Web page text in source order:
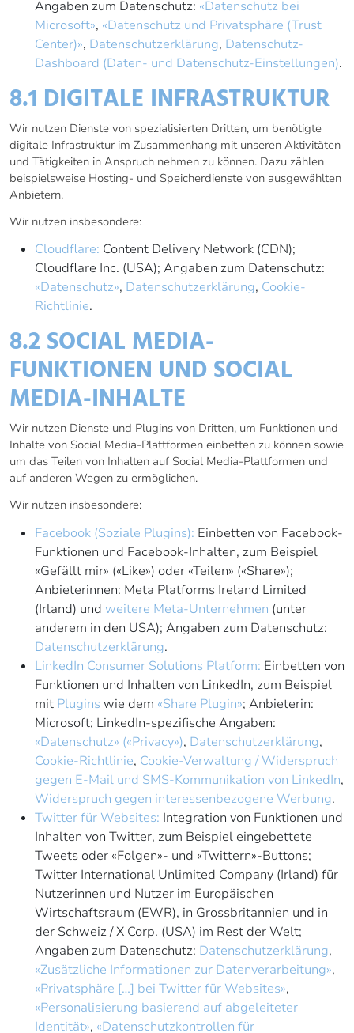
Angaben zum Datenschutz: «Datenschutz bei
Microsoft», «Datenschutz und Privatsphäre (Trust
Center)», Datenschutzerklärung, Datenschutz-
Dashboard (Daten- und Datenschutz-Einstellungen).
8.1 DIGITALE INFRASTRUKTUR
Wir nutzen Dienste von spezialisierten Dritten, um benötigte
digitale Infrastruktur im Zusammenhang mit unseren Aktivitäten
und Tätigkeiten in Anspruch nehmen zu können. Dazu zählen
beispielsweise Hosting- und Speicherdienste von ausgewählten
Anbietern.
Wir nutzen insbesondere:
Cloudflare: Content Delivery Network (CDN);
Cloudflare Inc. (USA); Angaben zum Datenschutz:
«Datenschutz», Datenschutzerklärung, Cookie-
Richtlinie.
8.2 SOCIAL MEDIA-
FUNKTIONEN UND SOCIAL
MEDIA-INHALTE
Wir nutzen Dienste und Plugins von Dritten, um Funktionen und
Inhalte von Social Media-Plattformen einbetten zu können sowie
um das Teilen von Inhalten auf Social Media-Plattformen und
auf anderen Wegen zu ermöglichen.
Wir nutzen insbesondere:
Facebook (Soziale Plugins): Einbetten von Facebook-
Funktionen und Facebook-Inhalten, zum Beispiel
«Gefällt mir» («Like») oder «Teilen» («Share»);
Anbieterinnen: Meta Platforms Ireland Limited
(Irland) und weitere Meta-Unternehmen (unter
anderem in den USA); Angaben zum Datenschutz:
Datenschutzerklärung.
LinkedIn Consumer Solutions Platform: Einbetten von
Funktionen und Inhalten von LinkedIn, zum Beispiel
mit Plugins wie dem «Share Plugin»; Anbieterin:
Microsoft; LinkedIn-spezifische Angaben:
«Datenschutz» («Privacy»), Datenschutzerklärung,
Cookie-Richtlinie, Cookie-Verwaltung / Widerspruch
gegen E-Mail und SMS-Kommunikation von LinkedIn,
Widerspruch gegen interessenbezogene Werbung.
Twitter für Websites: Integration von Funktionen und
Inhalten von Twitter, zum Beispiel eingebettete
Tweets oder «Folgen»- und «Twittern»-Buttons;
Twitter International Unlimited Company (Irland) für
Nutzerinnen und Nutzer im Europäischen
Wirtschaftsraum (EWR), in Grossbritannien und in
der Schweiz / X Corp. (USA) im Rest der Welt;
Angaben zum Datenschutz: Datenschutzerklärung,
«Zusätzliche Informationen zur Datenverarbeitung»,
«Privatsphäre […] bei Twitter für Websites»,
«Personalisierung basierend auf abgeleiteter
Identität», «Datenschutzkontrollen für